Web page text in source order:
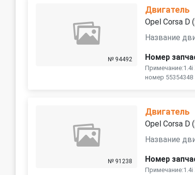
№ 94492
Двигатель
Opel Corsa D
Название
Номер
номер 55354348
№ 91238
Двигатель
Opel Corsa D
Название
Номер
Примечание:1.4i